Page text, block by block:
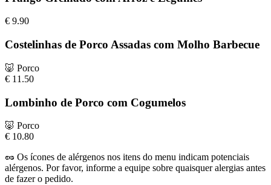
€ 9.90
Costelinhas de Porco Assadas com Molho Barbecue
🐷 Porco
€ 11.50
Lombinho de Porco com Cogumelos
🐷 Porco
€ 10.80
🥜 Os ícones de alérgenos nos itens do menu indicam potenciais
alérgenos. Por favor, informe a equipe sobre quaisquer alergias antes
de fazer o pedido.